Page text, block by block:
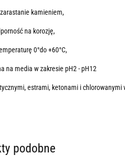
kamieniem,
na korozję,
0°do +60°C,
na media w zakresie pH2 - pH12
estrami, ketonami i chlorowanymi
podobne